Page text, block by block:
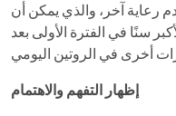
رعاية آخر، والذي يمكن أن
سنًا في الفترة الأولى بعد
إظهار التفهم والاهتمام